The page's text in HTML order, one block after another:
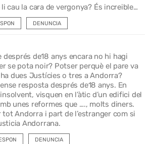
cau la cara de vergonya? És increible…
DENUNCIA
de18 anys encara no hi hagi
se pota noir? Potser perquè el pare va
dues Justícies o tres a Andorra?
resposta després de18 anys. En
visquen en l’àtic d’un edifici del
unes reformes que …., molts diners.
tot Andorra i part de l’estranger com si
Andorrana.
DENUNCIA